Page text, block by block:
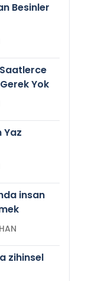
Besinler
Yok
Yaz
insan
TARHAN
zihinsel